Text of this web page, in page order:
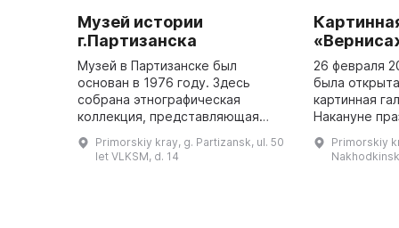
Музей истории
г.Партизанска
Музей в Партизанске был
основан в 1976 году. Здесь
собрана этнографическая
коллекция, представляющая
переселенцев, документы,
фотографии, оружие периода
Primorskiy kray, g. Partizansk, ul. 50
let VLKSM, d. 14
26 февраля
была
картинная
Накануне
галерея
Primorskiy